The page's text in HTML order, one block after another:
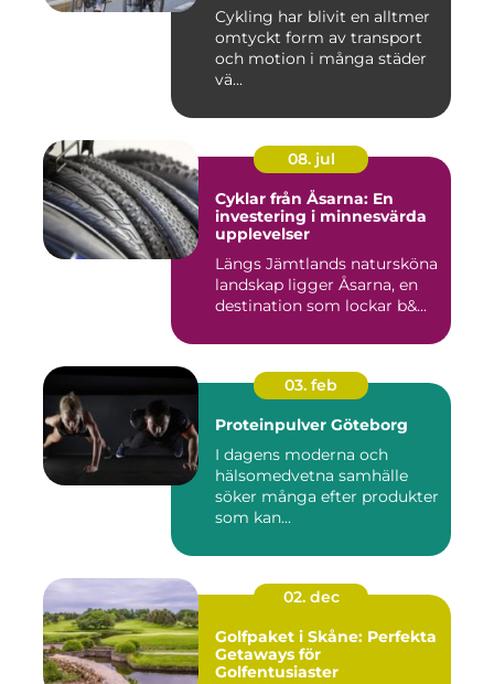
Cykling har blivit en alltmer
omtyckt form av transport
och motion i många städer
vä...
08. jul
Cyklar från Åsarna: En
investering i minnesvärda
upplevelser
Längs Jämtlands natursköna
landskap ligger Åsarna, en
destination som lockar b&...
03. feb
Proteinpulver Göteborg
I dagens moderna och
hälsomedvetna samhälle
söker många efter produkter
som kan...
02. dec
Golfpaket i Skåne: Perfekta
Getaways för
Golfentusiaster